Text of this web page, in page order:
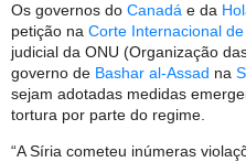
Os governos do Canadá e da
petição na Corte Internacional
judicial da ONU (Organização
governo de Bashar al-Assad na
sejam adotadas medidas
tortura por parte do regime.
“A Síria cometeu inúmeras